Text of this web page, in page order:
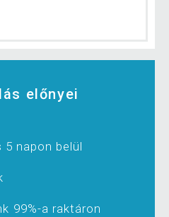
előnyei
5 napon belül
99%-a raktáron